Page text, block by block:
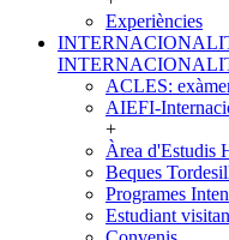
Experiències
ACLES:
AIEFI-
+
Àrea d'Estudis
Beques
Programes
Estudiant